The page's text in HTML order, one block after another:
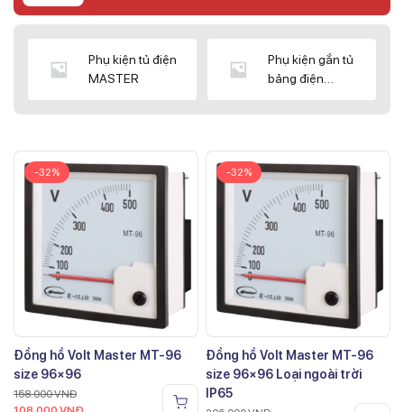
Phụ kiện tủ điện
MASTER
Phụ kiện gắn tủ
bảng điện
-32%
Đồng hồ Volt Master MT-96
size 96×96
158.000VNĐ
-32%
Đồng hồ Volt Master MT-96
size 96×96 Loại ngoài trời
IP65